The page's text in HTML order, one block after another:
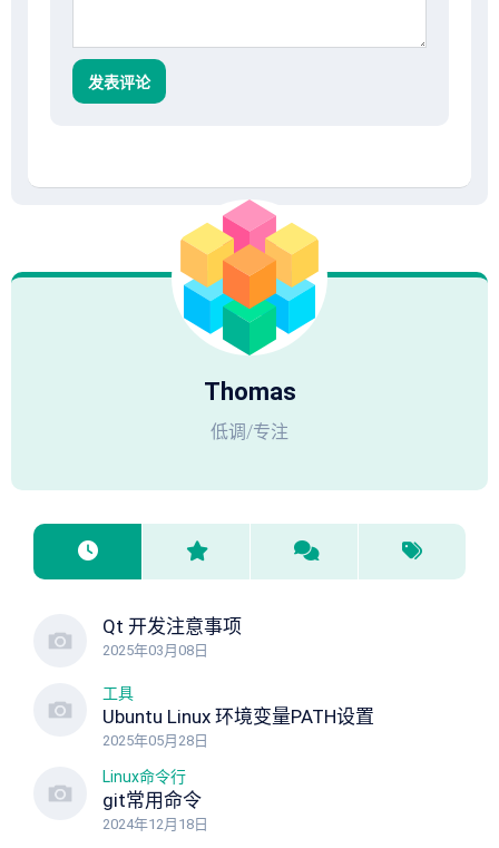
Thomas
低调/专注
Qt 开发注意事项
2025年03月08日
工具
Ubuntu Linux 环境变量PATH设置
2025年05月28日
Linux命令行
git常用命令
2024年12月18日